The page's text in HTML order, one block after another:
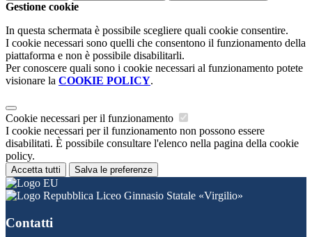
Gestione cookie
In questa schermata è possibile scegliere quali cookie consentire.
I cookie necessari sono quelli che consentono il funzionamento della
piattaforma e non è possibile disabilitarli.
Per conoscere quali sono i cookie necessari al funzionamento potete
visionare la COOKIE POLICY.
Cookie necessari per il funzionamento
I cookie necessari per il funzionamento non possono essere
disabilitati. È possibile consultare l'elenco nella pagina della cookie
policy.
Accetta tutti Salva le preferenze
Liceo Ginnasio Statale «Virgilio»
Contatti